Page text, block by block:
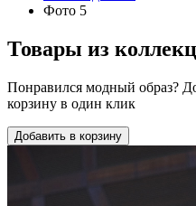
Фото 5
Товары из
Понравился модный образ?
корзину в один клик
Добавить в корзину